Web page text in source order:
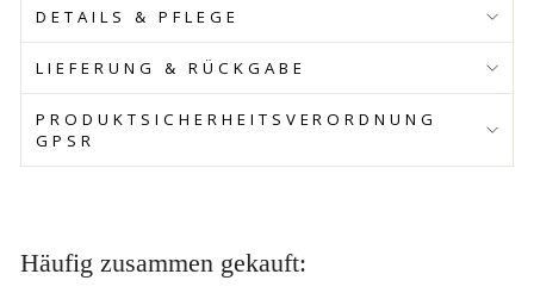
DETAILS & PFLEGE
LIEFERUNG & RÜCKGABE
PRODUKTSICHERHEITSVERORDNUNG
GPSR
Häufig zusammen gekauft: